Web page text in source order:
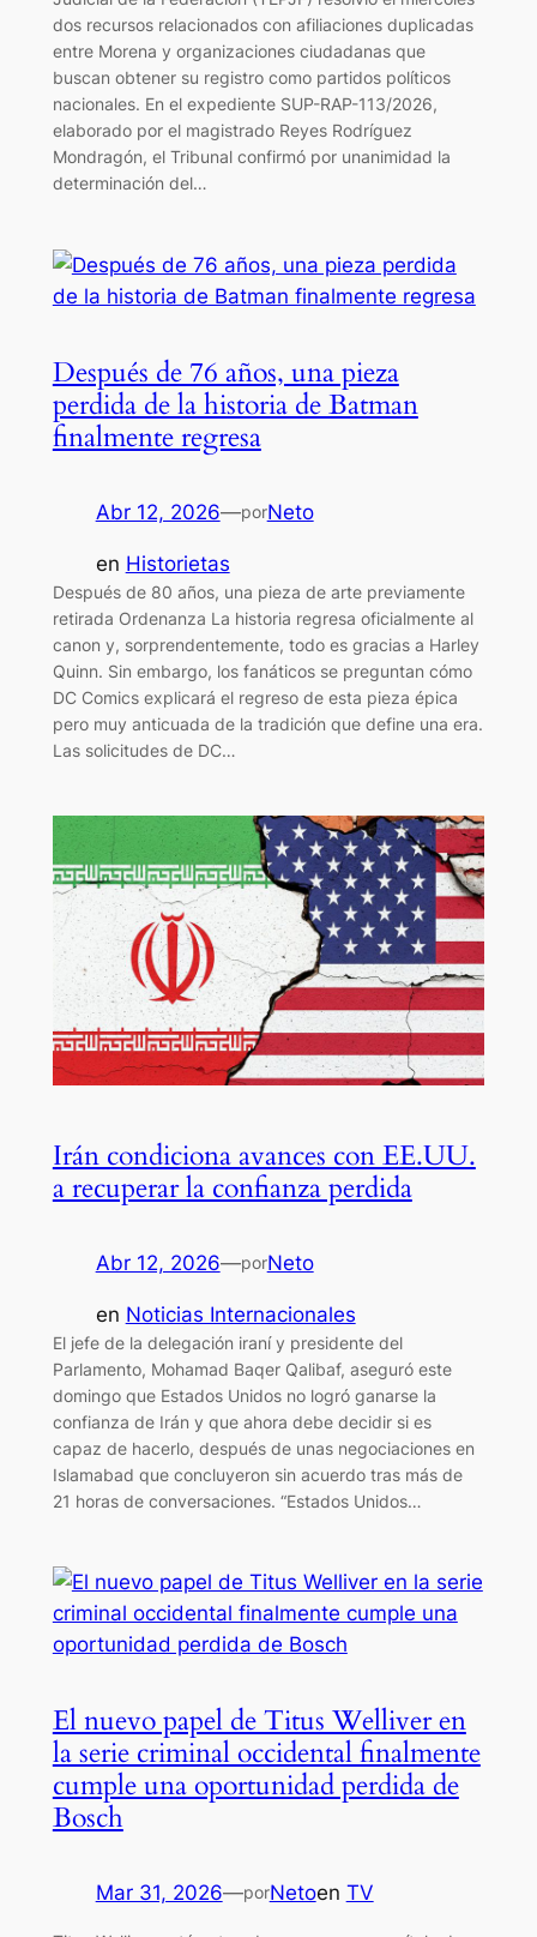
dos recursos relacionados con afiliaciones duplicadas
entre Morena y organizaciones ciudadanas que
buscan obtener su registro como partidos políticos
nacionales. En el expediente SUP-RAP-113/2026,
elaborado por el magistrado Reyes Rodríguez
Mondragón, el Tribunal confirmó por unanimidad la
determinación del…
Después de 76 años, una pieza
perdida de la historia de Batman
finalmente regresa
Abr 12, 2026—porNeto
en Historietas
Después de 80 años, una pieza de arte previamente
retirada Ordenanza La historia regresa oficialmente al
canon y, sorprendentemente, todo es gracias a Harley
Quinn. Sin embargo, los fanáticos se preguntan cómo
DC Comics explicará el regreso de esta pieza épica
pero muy anticuada de la tradición que define una era.
Las solicitudes de DC…
Irán condiciona avances con EE.UU.
a recuperar la confianza perdida
Abr 12, 2026—porNeto
en Noticias Internacionales
El jefe de la delegación iraní y presidente del
Parlamento, Mohamad Baqer Qalibaf, aseguró este
domingo que Estados Unidos no logró ganarse la
confianza de Irán y que ahora debe decidir si es
capaz de hacerlo, después de unas negociaciones en
Islamabad que concluyeron sin acuerdo tras más de
21 horas de conversaciones. “Estados Unidos…
El nuevo papel de Titus Welliver en
la serie criminal occidental finalmente
cumple una oportunidad perdida de
Bosch
Mar 31, 2026—porNetoen TV